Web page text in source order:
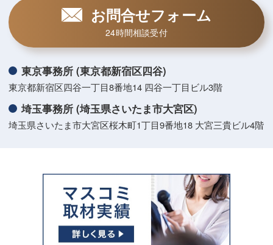
お問合せフォーム
24時間相談受付
東京事務所 (東京都新宿区四谷)
東京都新宿区四谷一丁目8番地14 四谷一丁目ビル3階
埼玉事務所 (埼玉県さいたま市大宮区)
埼玉県さいたま市大宮区桜木町1丁目9番地18 大宮三貴ビル4階